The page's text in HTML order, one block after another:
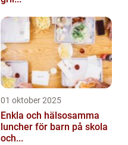
01 oktober 2025
Enkla och hälsosamma
luncher för barn på skola
och...